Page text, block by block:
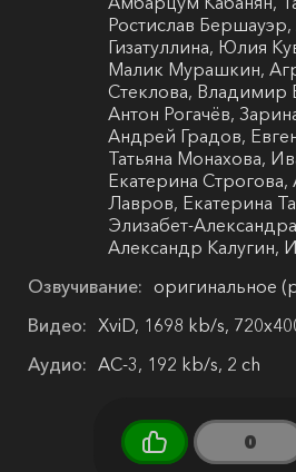
Ростислав
Гизатуллина, Юлия
Малик Мурашкин,
Стеклова, Владимир
Антон Рогачёв,
Андрей Градов,
Татьяна Монахова,
Екатерина
Лавров, Екатерина
Элизабет-
Александр Калугин,
Озвучивание: оригинальное
Видео: XviD, 1698 kb/s,
Аудио: AC-3, 192 kb/s, 2 ch
0